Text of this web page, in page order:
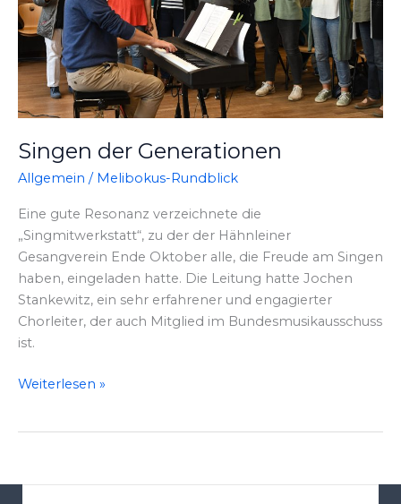
neuen
Projekt
Singen der Generationen
Allgemein / Melibokus-Rundblick
Eine gute Resonanz verzeichnete die
„Singmitwerkstatt“, zu der der Hähnleiner
Gesangverein Ende Oktober alle, die Freude am Singen
haben, eingeladen hatte. Die Leitung hatte Jochen
Stankewitz, ein sehr erfahrener und engagierter
Chorleiter, der auch Mitglied im Bundesmusikausschuss
ist.
Singen
Weiterlesen »